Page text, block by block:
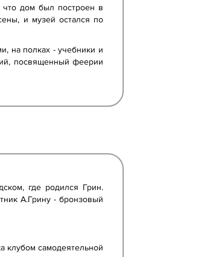
что дом был построен в
и музей остался по
на полках - учебники и
посвященный феерии
где родился Грин.
А.Грину - бронзовый
клубом самодеятельной